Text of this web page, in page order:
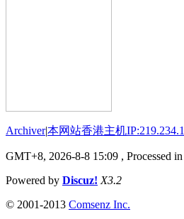
Archiver|本网站香港主机
GMT+8, 2026-8-8 15:09 , Processed
Powered by Discuz! X3.2
© 2001-2013 Comsenz Inc.